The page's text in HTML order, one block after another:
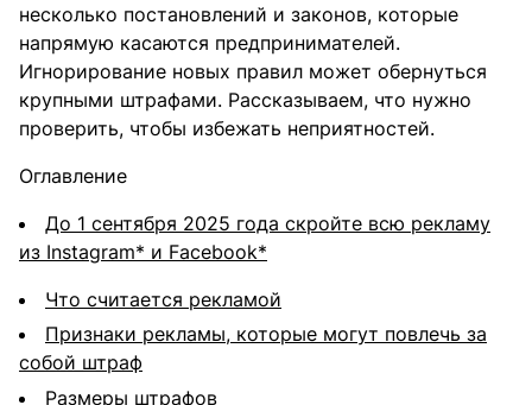
несколько постановлений и законов, которые
напрямую касаются предпринимателей.
Игнорирование новых правил может обернуться
крупными штрафами. Рассказываем, что нужно
проверить, чтобы избежать неприятностей.
Оглавление
До 1 сентября 2025 года скройте всю рекламу
из Instagram* и Facebook*
Что считается рекламой
Признаки рекламы, которые могут повлечь за
собой штраф
Размеры штрафов